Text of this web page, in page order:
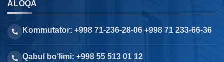
ALOQA
Kommutator: +998 71-236-28-06 +998 71 233-66-36
Qabul bo‘limi: +998 55 513 01 12